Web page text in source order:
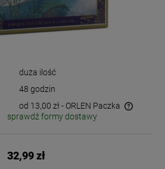
duża ilość
48 godzin
od 13,00 zł- ORLEN Paczka
kosztów płatności
sprawdź formy dostawy
32,99 zł